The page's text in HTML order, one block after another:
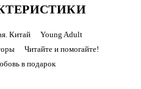
Китай
Young Adult
Читайте и помогайте!
в подарок